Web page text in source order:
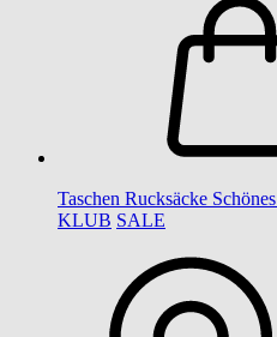
Taschen Rucksäcke Schönes
KLUB SALE